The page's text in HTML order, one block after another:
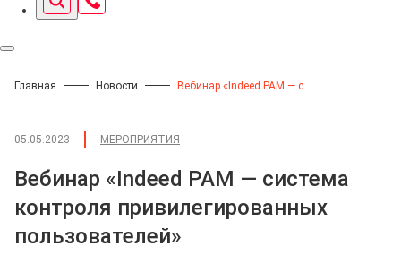
Главная Новости
05.05.2023 МЕРОПРИЯТИЯ
Вебинар «Indeed PAM — система
контроля привилегированных
пользователей»